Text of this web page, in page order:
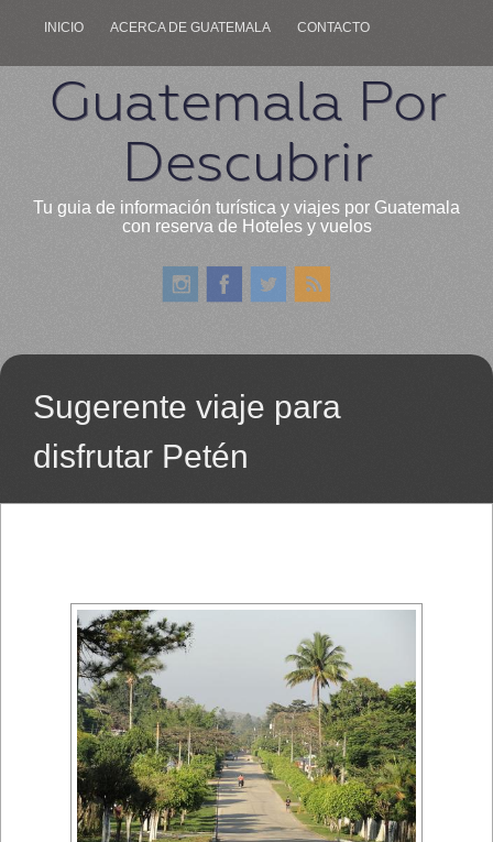
INICIO ACERCA DE GUATEMALA CONTACTO
Guatemala Por
Descubrir
Tu guia de información turística y viajes por Guatemala
con reserva de Hoteles y vuelos
Sugerente viaje para
disfrutar Petén